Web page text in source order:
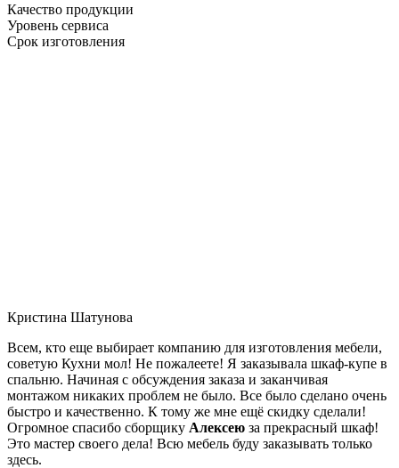
Качество продукции
Уровень сервиса
Срок изготовления
Кристина Шатунова
Всем, кто еще выбирает компанию для изготовления мебели,
советую Кухни мол! Не пожалеете! Я заказывала шкаф-купе в
спальню. Начиная с обсуждения заказа и заканчивая
монтажом никаких проблем не было. Все было сделано очень
быстро и качественно. К тому же мне ещё скидку сделали!
Огромное спасибо сборщику Алексею за прекрасный шкаф!
Это мастер своего дела! Всю мебель буду заказывать только
здесь.